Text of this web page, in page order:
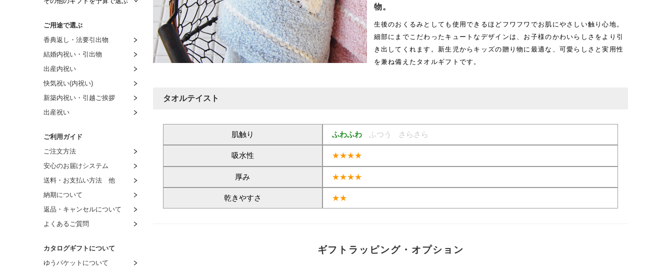
～4,000円
～4,500円
～5,000円
～6,000円
～9,000円
～11,000円
～16,000円
～21,000円
～3,000円
～4,000円
～5,000円
～6,000円
～7,000円
～8,000円
8,001円～
～2,000円
～3,000円
～4,000円
～5,000円
～6,000円
～7,000円
～8,000円
8,001円～
～1,500円
～2,000円
～3,000円
～4,000円
～5,000円
～6,000円
～7,000円
～8,000円
ご用途で選ぶ
香典返し・法要引出物
結婚内祝い・引出物
出産内祝い
快気祝い(内祝い)
新築内祝い・引越ご挨拶
出産祝い
ご利用ガイド
ご注文方法
安心のお届けシステム
送料・お支払い方法 他
納期について
返品・キャンセルについて
よくあるご質問
カタログギフトについて
ゆうパケットについて
物。
生後のおくるみとしても使用できるほどフワフワでお肌にやさしい触り心地。
細部にまでこだわったキュートなデザインは、お子様のかわいらしさをより引
き出してくれます。新生児からキッズの贈り物に最適な、可愛らしさと実用性
を兼ね備えたタオルギフトです。
タオルテイスト
肌触り ふわふわ ふつう さらさら
吸水性 ★★★★
厚み ★★★★
乾きやすさ ★★
ギフトラッピング・オプション